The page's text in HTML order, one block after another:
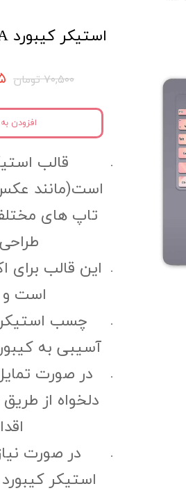
استيكر كيبورد Aکالکشن کد kca7
۷۰,۵۰۰ تومان
قالب
است(مانند
تاپ های
این قالب برای
است و
چسب
آسیبی به
در صورت
دلخواه از
در صورت
استیکر
افزودن